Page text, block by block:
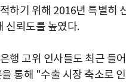
하기 위해 2016년 특별
신뢰도를 높였다.
행 고위 인사들도 최근 들
통해 "수출 시장 축소로